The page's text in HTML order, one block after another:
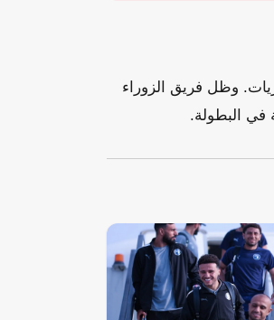
الكاملة برصيد 18 نقطة من ست مباريات. وظل فريق الزوراء